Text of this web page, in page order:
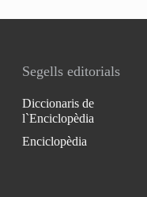
Segells editorials
Diccionaris de
l`Enciclopèdia
Enciclopèdia